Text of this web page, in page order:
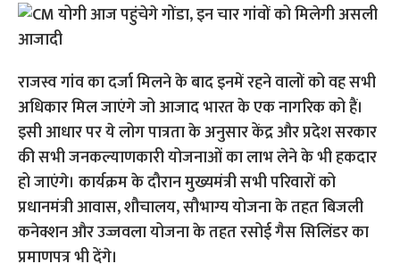
राजस्व गांव का दर्जा मिलने के बाद इनमें रहने वालों को वह सभी
अधिकार मिल जाएंगे जो आजाद भारत के एक नागरिक को हैं।
इसी आधार पर ये लोग पात्रता के अनुसार केंद्र और प्रदेश सरकार
की सभी जनकल्याणकारी योजनाओं का लाभ लेने के भी हकदार
हो जाएंगे। कार्यक्रम के दौरान मुख्यमंत्री सभी परिवारों को
प्रधानमंत्री आवास, शौचालय, सौभाग्य योजना के तहत बिजली
कनेक्शन और उज्जवला योजना के तहत रसोई गैस सिलिंडर का
प्रमाणपत्र भी देंगे।